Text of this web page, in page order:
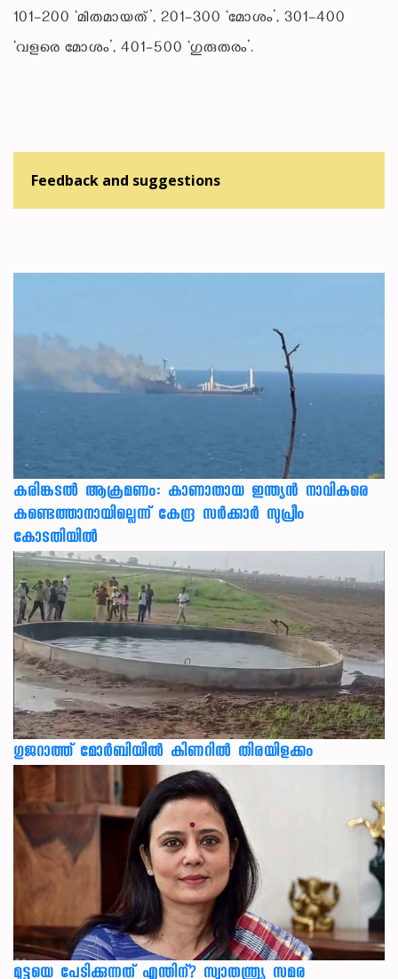
101–200 ‘മിതമായത്’, 201–300 ‘മോശം’, 301–400
‘വളരെ മോശം’, 401–500 ‘ഗുരുതരം’.
Feedback and suggestions
കരിങ്കടൽ ആക്രമണം: കാണാതായ ഇന്ത്യൻ നാവികരെ
കണ്ടെത്താനായില്ലെന്ന് കേന്ദ്ര സർക്കാർ സുപ്രീം
കോടതിയിൽ
ഗുജറാത്ത് മോർബിയിൽ കിണറിൽ തിരയിളക്കം
മുട്ടയെ പേടിക്കുന്നത് എന്തിന്? സ്വാതന്ത്ര്യ സമര